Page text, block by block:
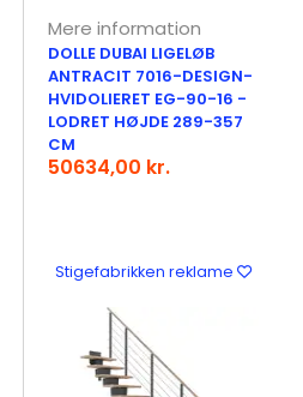
Mere information
DOLLE DUBAI LIGELØB
ANTRACIT 7016-DESIGN-
HVIDOLIERET EG-90-16 -
LODRET HØJDE 289-357
CM
50634,00 kr.
Stigefabrikken reklame